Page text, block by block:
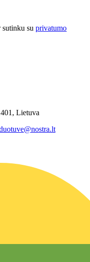
sutinku su privatumo
Lietuva